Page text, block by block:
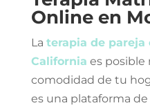
Online en
La terapia de pareja
California es posible
comodidad de tu
es una plataforma